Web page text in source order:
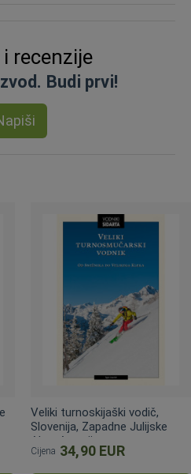
recenzije
Budi prvi!
Veliki turnoskijaški vodič,
Slovenija, Zapadne Julijske
Alpe, Austrija
Cijena 34,90 EUR